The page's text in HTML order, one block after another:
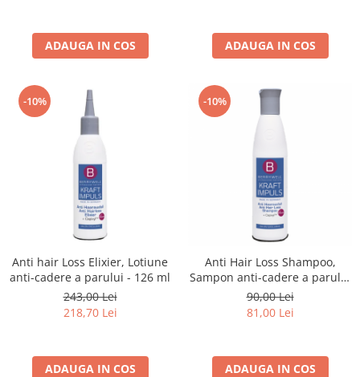
ADAUGA IN COS ADAUGA IN COS
-10%
Anti hair Loss Elixier, Lotiune
anti-cadere a parului - 126 ml
243,00 Lei
218,70 Lei
ADAUGA IN COS
-10%
Anti Hair Loss Shampoo,
Sampon anti-cadere a parului
251 ml
90,00 Lei
81,00 Lei
ADAUGA IN COS